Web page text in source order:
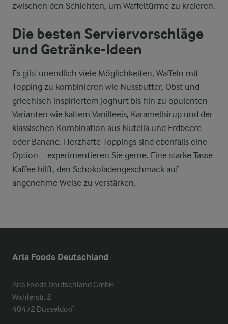
zwischen den Schichten, um Waffeltürme zu kreieren.
Die besten Serviervorschläge
und Getränke-Ideen
Es gibt unendlich viele Möglichkeiten, Waffeln mit
Topping zu kombinieren wie Nussbutter, Obst und
griechisch inspiriertem Joghurt bis hin zu opulenten
Varianten wie kaltem Vanilleeis, Karamellsirup und der
klassischen Kombination aus Nutella und Erdbeere
oder Banane. Herzhafte Toppings sind ebenfalls eine
Option – experimentieren Sie gerne. Eine starke Tasse
Kaffee hilft, den Schokoladengeschmack auf
angenehme Weise zu verstärken.
Arla Foods Deutschland
Arla Foods Deutschland GmbH
Wahlerstr. 2
40472 Düsseldorf